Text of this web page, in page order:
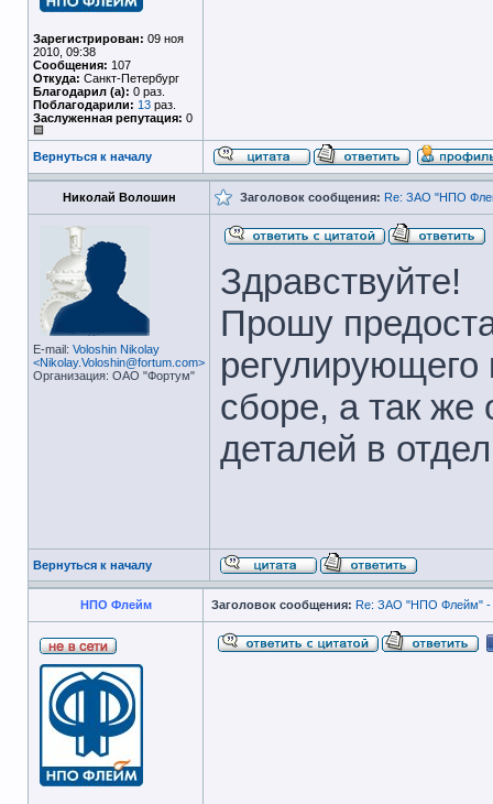
Зарегистрирован: 09 ноя
2010, 09:38
Сообщения: 107
Откуда: Санкт-Петербург
Благодарил (а): 0 раз.
Поблагодарили: 13 раз.
Заслуженная репутация: 0
Вернуться к началу
Николай Волошин Заголовок сообщения: Re: ЗАО "НПО
E-mail: Voloshin Nikolay
<Nikolay.Voloshin@fortum.com>
Организация: ОАО "Фортум"
Здравствуйте!
Прошу
сборе, а так же
деталей в
Вернуться к началу
НПО Флейм Заголовок сообщения: Re: ЗАО "НПО Флейм" -